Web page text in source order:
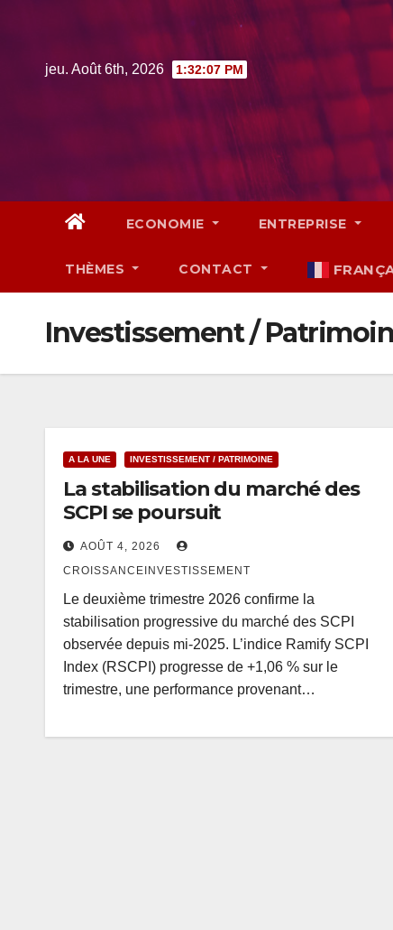
jeu. Août 6th, 2026 1:32:08 PM
ECONOMIE ENTREPRISE
THÈMES CONTACT
Investissement /
A LA UNE INVESTISSEMENT / PATRIMOINE
La stabilisation du marché des
SCPI se poursuit
AOÛT 4, 2026
CROISSANCEINVESTISSEMENT
Le deuxième trimestre 2026 confirme la
stabilisation progressive du marché des SCPI
observée depuis mi-2025. L’indice Ramify SCPI
Index (RSCPI) progresse de +1,06 % sur le
trimestre, une performance provenant…